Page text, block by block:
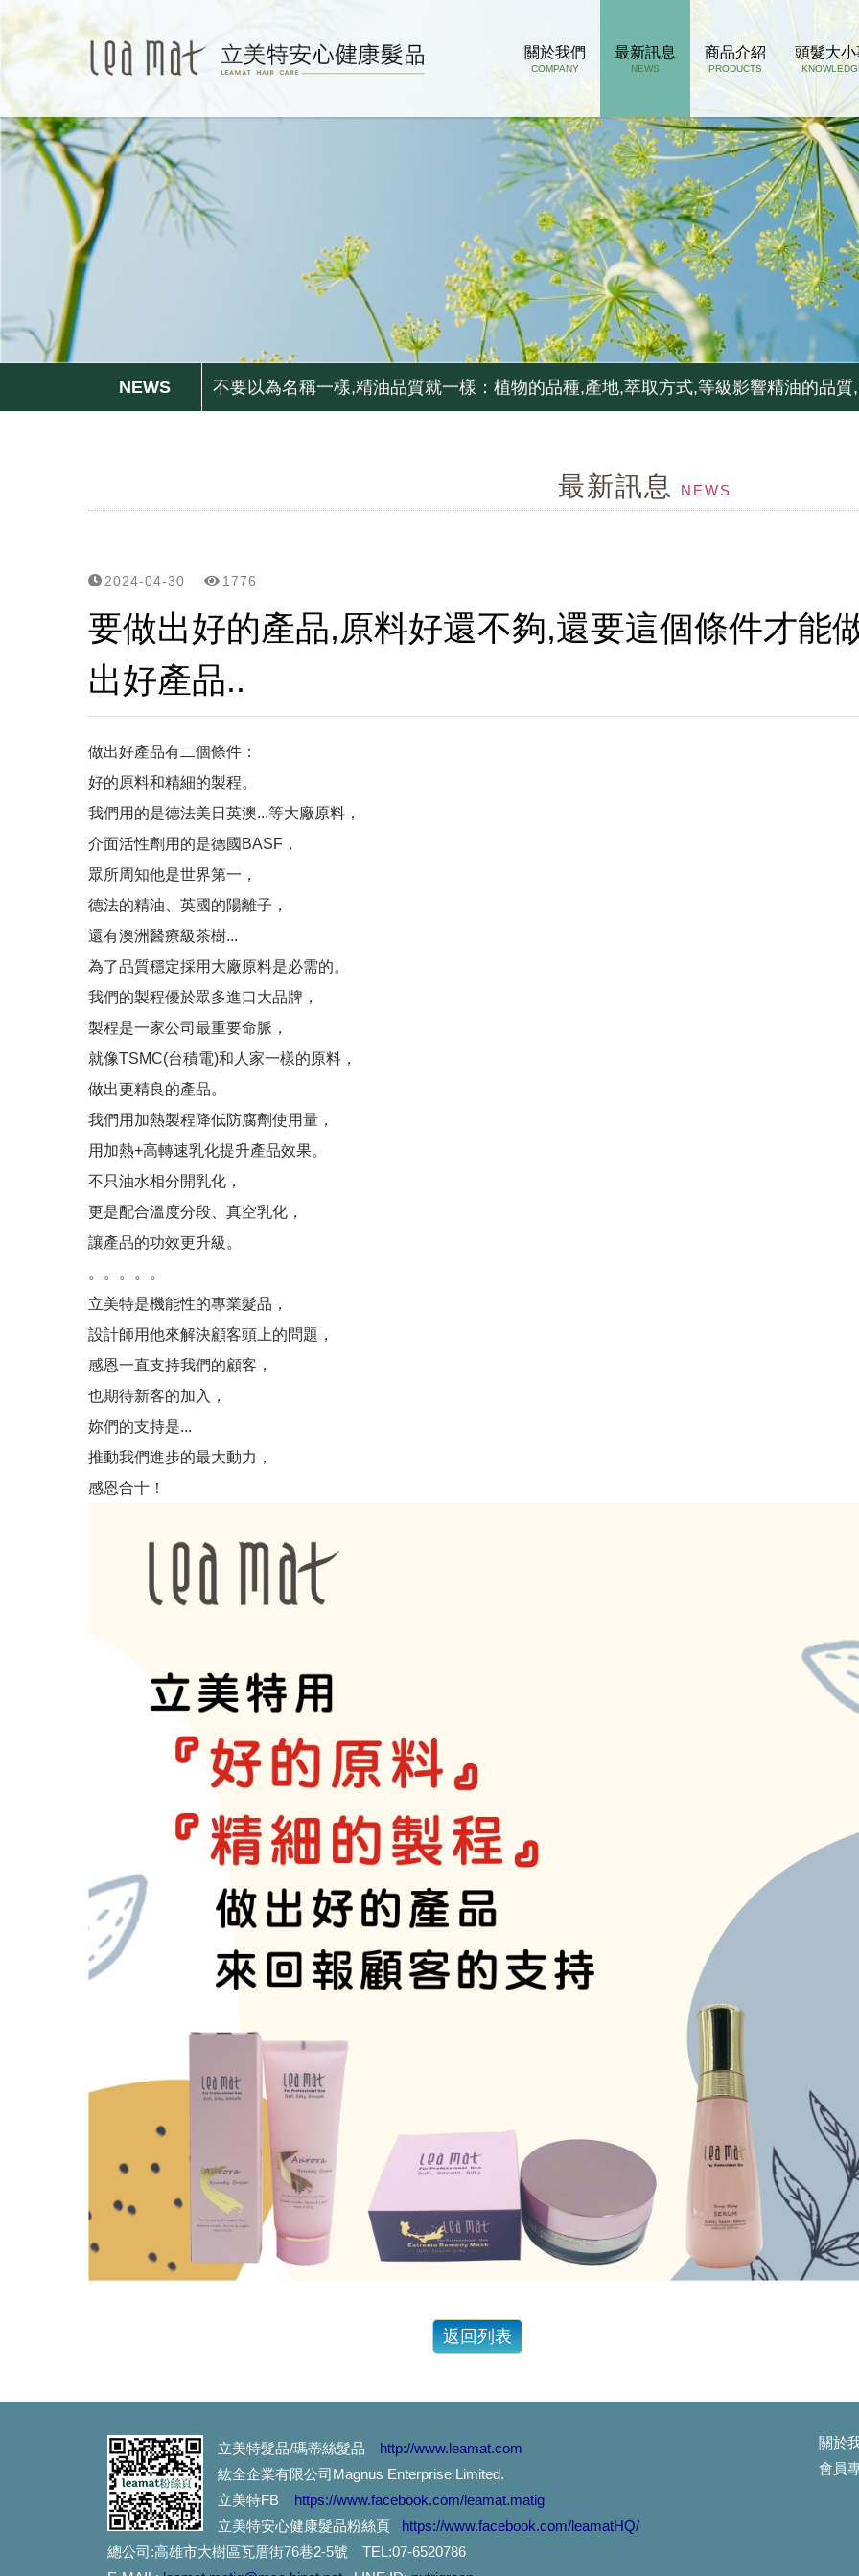
關於我們
COMPANY
最新訊息
NEWS
商品介紹
PRODUCTS
頭髮大小
更年期的姐姐妹妹們, 排水孔若被掉下來的頭髮阻塞了, 推薦用這瓶
無矽靈洗髮精比較好嗎?不一定...如果你容易流汗不出油,少用...
不要以為名稱一樣,精油品質就一樣：植物的品種,產地,萃取方式,等級影響精油的品
控油不要暴力去油, 清爽不要刺激乾澀....就用茶樹控油組
毛囊甦活純露...解決毛囊縮小化...頭髮變細軟,變稀疏...
立美特免沖洗護髮親民版...MCT一點靈上市了！
頭皮,頭髮有問題要諮詢,請用line
網站選單改版...之後頭皮/頭髮問題探討改到...
頭皮屑沒那麼簡單? 大小,形狀,顏色不同,形成皮屑的原因就不同,所已不是頭皮屑就洗
雖然遺傳決定了頭皮和頭髮的特性，但洗護可以幫頭皮做很多事....
有聽過【染髮會愈染愈白】的傳說嗎？用雙氧淨化噴霧,逆轉...
「洗髮最重要的就是要把頭皮洗乾淨！」 但事實是70%的頭皮問題是洗出來的...
夏天頭皮有三大問題：流汗多、出油多、容易有頭臭味，流汗多要怎麼選洗髮精?
這種高溫， 頭髮曬傷是免不了的。都待冷氣房，頭髮也是乾燥脫水，記得用這個...避
#新產品來了...高溫炎夏，又悶又熱讓人委靡不振， 使用#新的洗髮精，淨脂勁涼...
雖然都是頭皮屑, 但卻長得不一樣, 改善頭皮屑,蔫弄清楚...你的皮屑是哪一種?
70%的頭皮問題是洗出來的,錯誤的洗髮精,錯誤的洗髮方式,讓頭皮失衡...
是什原因脂漏性皮膚炎?脂漏性皮膚炎原因很多,找出真正原因才能解決問題!
洗髮精都可以在頭皮停留嗎？停留真的沒問題嗎？
你知道臉部需要保濕，但你知道頭皮也需要做好保濕嗎？
『頭髮的哀嚎聲』 妳聽到了嗎？
為什麼要用頭皮水？ 頭皮出問題一般人認為用洗髮精就好了，但是...
要做出好的產品,原料好還不夠,還要這個條件才能做出好產品..
有人問：「頭皮長痘痘要用甚麼洗髮精？」...選洗髮精前要限做這件事....
人有三六九等百百種...一樣是茶樹精油.... 茶樹有來自澳洲、義大利... 一樣是茶樹精
茶樹洗髮精？ 那是使用的是紅茶還是綠茶？....
燙染髪過敏紅腫癢， 噴一下、噴一下、趕快噴噴噴...這個
這麼好用的護髮品,設計師都這樣用....你用過嗎?
減肥太急易甩頭髮...專家教你重點補充營養防掉髮
漂亮的指甲彩繪,不想因洗頭而脫落,就用這個吧!
對不起,我們擋不住通膨怪獸....
最近頭皮好癢又有頭皮屑，怎麼辦？
想護髮,不想沾手,用這個就對了.輕輕一噴,受損髮頭髮得到救贖。。。
滿頭屑, 臭味不堪,常戴安全帽的人,頭皮要抗菌喔....
染髮過敏怎麼辦? 噴這個就對了
產後掉髮用這個就對了...
想要漂亮不想頭皮過敏,燙染請用這個
就算在睡覺極光也在幫妳護髮---極光體驗
最新訊息 NEWS
2024-04-30 1776
要做出好的產品,原料好還不夠,還要這個條件才能
出好產品..
做出好產品有二個條件：
好的原料和精細的製程。
我們用的是德法美日英澳...等大廠原料，
介面活性劑用的是德國BASF，
眾所周知他是世界第一，
德法的精油、英國的陽離子，
還有澳洲醫療級茶樹...
為了品質穩定採用大廠原料是必需的。
我們的製程優於眾多進口大品牌，
製程是一家公司最重要命脈，
就像TSMC(台積電)和人家一樣的原料，
做出更精良的產品。
我們用加熱製程降低防腐劑使用量，
用加熱+高轉速乳化提升產品效果。
不只油水相分開乳化，
更是配合溫度分段、真空乳化，
讓產品的功效更升級。
。。。。。
立美特是機能性的專業髮品，
設計師用他來解決顧客頭上的問題，
感恩一直支持我們的顧客，
也期待新客的加入，
妳們的支持是...
推動我們進步的最大動力，
感恩合十！
立美特髮品/瑪蒂絲髮品 http://www.leamat.com
紘全企業有限公司Magnus Enterprise Limited.
立美特FB
https://www.facebook.com/leamat.matig
立美特安心健康髮品粉絲頁
https://www.facebook.com/leamatHQ/
總公司:高雄市大樹區瓦厝街76巷2-5號 TEL:07-6520786
關於
會員